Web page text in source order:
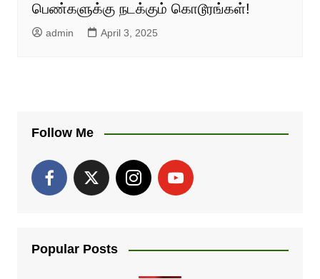
பெண்களுக்கு நடக்கும் கொடூரங்கள்!
admin April 3, 2025
Follow Me
Popular Posts